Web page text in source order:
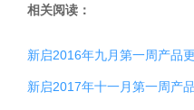
相关阅读：
新启2016年九月第一周产品
新启2017年十一月第一周产